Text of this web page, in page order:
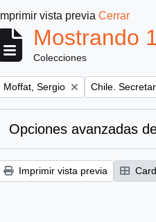
Imprimir vista previa Cerrar
Mostrando
Colecciones
Remove filter:
Moffat, Sergio Remove filter:
Chile.
Opciones avanzadas
Imprimir vista previa